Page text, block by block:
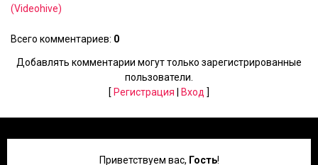
(Videohive)
Всего комментариев: 0
Добавлять комментарии могут только зарегистрированные
пользователи.
[ Регистрация Вход ]
Приветствуем вас, Гость!